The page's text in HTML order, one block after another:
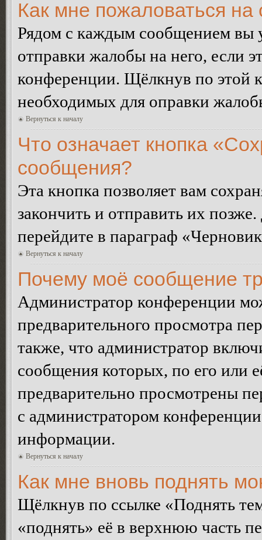
Как мне пожаловаться
Рядом с каждым сообщением вы
отправки жалобы на него, если
конференции. Щёлкнув по этой
необходимых для оправки
Вернуться к началу
Что означает кнопка
сообщения?
Эта кнопка позволяет вам
закончить и отправить их
перейдите в параграф
Вернуться к началу
Почему моё сообщение
Администратор конференции
предварительного просмотра
также, что администратор
сообщения которых, по его или
предварительно просмотрены
с администратором
информации.
Вернуться к началу
Как мне вновь поднять
Щёлкнув по ссылке «Поднять
«поднять» её в верхнюю часть